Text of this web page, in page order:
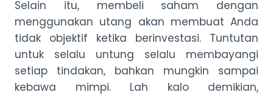
Selain itu, membeli saham dengan
menggunakan utang akan membuat Anda
tidak objektif ketika berinvestasi. Tuntutan
untuk selalu untung selalu membayangi
setiap tindakan, bahkan mungkin sampai
kebawa mimpi. Lah kalo demikian,